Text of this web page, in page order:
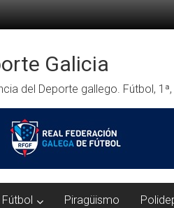
Galicia
del Deporte gallego. Fútbol,
Fútbol Piragüismo